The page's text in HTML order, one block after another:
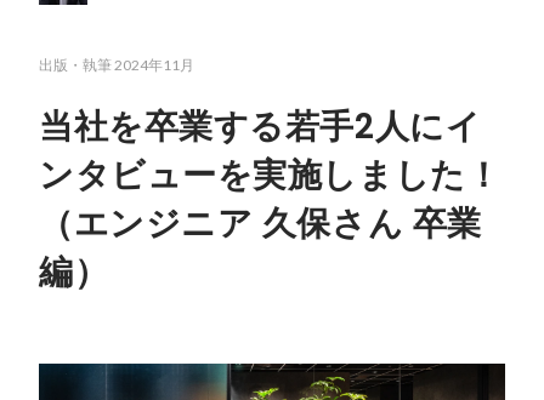
出版・執筆2024年11月
当社を卒業する若手2人にイ
ンタビューを実施しました！
（エンジニア 久保さん 卒業
編）